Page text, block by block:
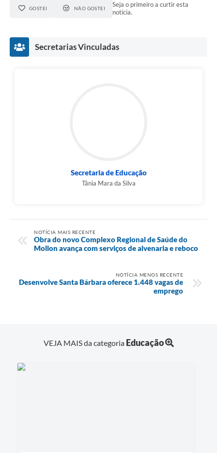
GOSTEI NÃO GOSTEI
Seja o primeiro a curtir esta
notícia.
Secretarias Vinculadas
Secretaria de Educação
Tânia Mara da Silva
NOTÍCIA MAIS RECENTE
Obra do novo Complexo Regional de Saúde do
Mollon avança com serviços de alvenaria e reboco
NOTÍCIA MENOS RECENTE
Desenvolve Santa Bárbara oferece 1.448 vagas de
emprego
VEJA MAIS da categoria Educação